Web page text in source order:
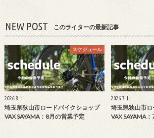
NEW POST このライターの最新記事
スケジュール
2026.8.1
埼玉県狭山市ロードバイクショップ
VAX SAYAMA：8月の営業予定
2026.7.1
埼玉県狭山市
VAX SAYAMA